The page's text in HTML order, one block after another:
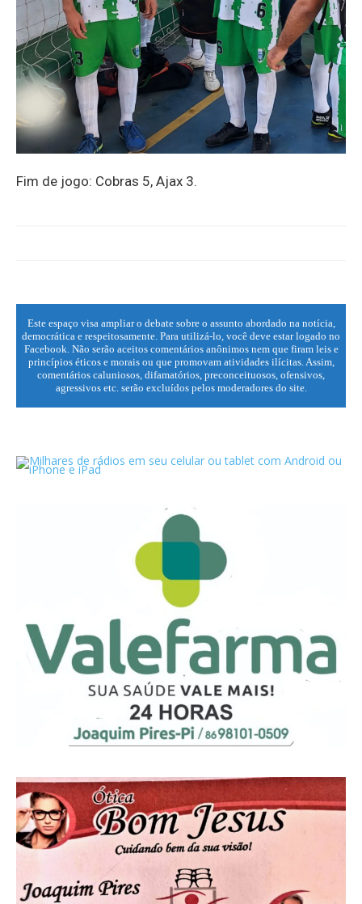
Fim de jogo: Cobras 5, Ajax 3.
Este espaço visa ampliar o debate sobre o assunto abordado na notícia,
democrática e respeitosamente. Para utilizá-lo, você deve estar logado no
Facebook. Não serão aceitos comentários anônimos nem que firam leis e
princípios éticos e morais ou que promovam atividades ilícitas. Assim,
comentários caluniosos, difamatórios, preconceituosos, ofensivos,
agressivos etc. serão excluídos pelos moderadores do site.